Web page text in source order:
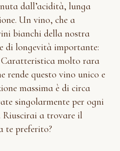
dall’acidità, lunga
Un vino, che a
bianchi della nostra
di longevità importante:
Caratteristica molto rara
rende questo vino unico e
massima è di circa
singolarmente per ogni
Riuscirai a trovare il
te preferito?